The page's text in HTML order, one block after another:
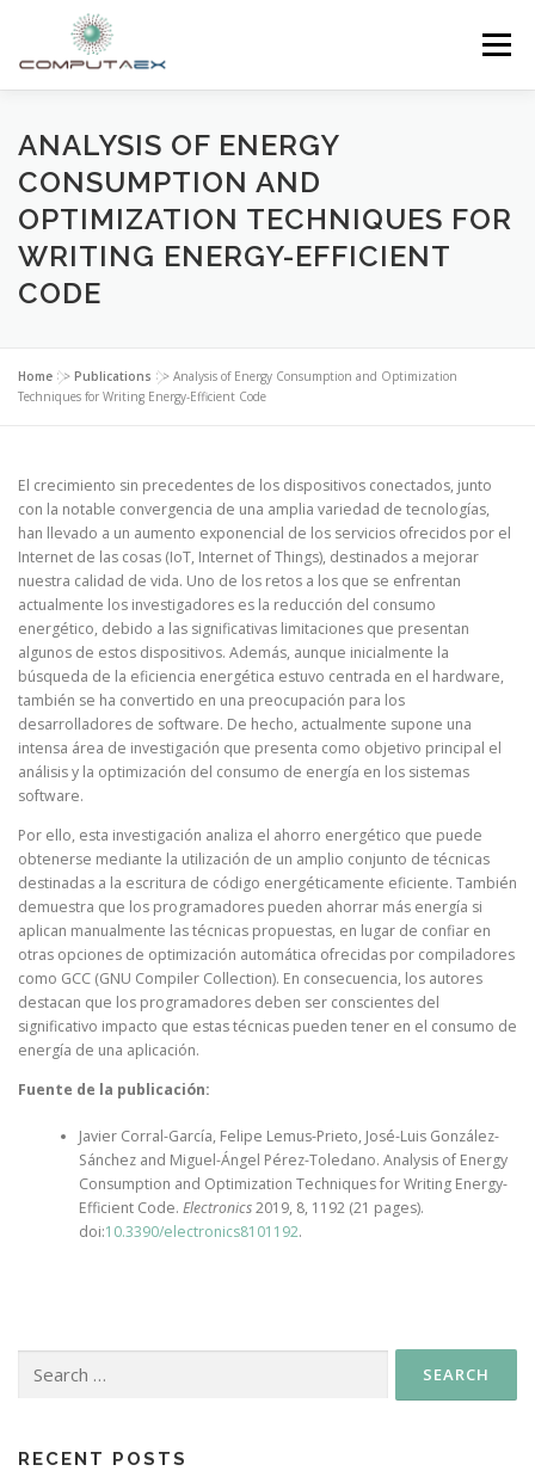
Menu
HOME THE FOUNDATION THE CENTER
SUPERCOMPUTING NEWS
ANALYSIS OF ENERGY
CONSUMPTION AND
OPTIMIZATION TECHNIQUES FOR
WRITING ENERGY-EFFICIENT
CODE
Home >> Publications >> Analysis of Energy Consumption and Optimization
Techniques for Writing Energy-Efficient Code
El crecimiento sin precedentes de los dispositivos conectados, junto
con la notable convergencia de una amplia variedad de tecnologías,
han llevado a un aumento exponencial de los servicios ofrecidos por el
Internet de las cosas (IoT, Internet of Things), destinados a mejorar
nuestra calidad de vida. Uno de los retos a los que se enfrentan
actualmente los investigadores es la reducción del consumo
energético, debido a las significativas limitaciones que presentan
algunos de estos dispositivos. Además, aunque inicialmente la
búsqueda de la eficiencia energética estuvo centrada en el hardware,
también se ha convertido en una preocupación para los
desarrolladores de software. De hecho, actualmente supone una
intensa área de investigación que presenta como objetivo principal el
análisis y la optimización del consumo de energía en los sistemas
software.
Por ello, esta investigación analiza el ahorro energético que puede
obtenerse mediante la utilización de un amplio conjunto de técnicas
destinadas a la escritura de código energéticamente eficiente. También
demuestra que los programadores pueden ahorrar más energía si
aplican manualmente las técnicas propuestas, en lugar de confiar en
otras opciones de optimización automática ofrecidas por compiladores
como GCC (GNU Compiler Collection). En consecuencia, los autores
destacan que los programadores deben ser conscientes del
significativo impacto que estas técnicas pueden tener en el consumo de
energía de una aplicación.
Fuente de la publicación:
Javier Corral-García, Felipe Lemus-Prieto, José-Luis González-
Sánchez and Miguel-Ángel Pérez-Toledano. Analysis of Energy
Consumption and Optimization Techniques for Writing Energy-
Efficient Code. Electronics2019, 8, 1192 (21 pages).
doi:10.3390/electronics8101192.
RECENT POSTS